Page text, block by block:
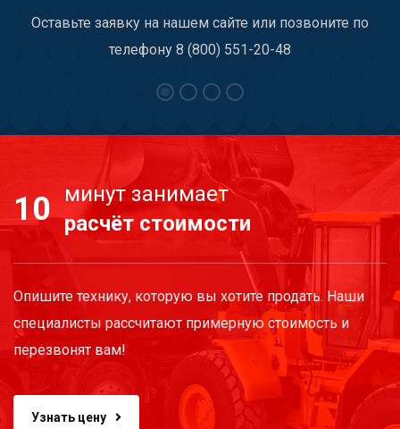
Оставьте заявку на нашем сайте или позвоните по
телефону 8 (800) 551-20-48
10
минут занимает
расчёт стоимости
Опишите технику, которую вы хотите продать. Наши
специалисты рассчитают примерную стоимость и
перезвонят вам!
Узнать цену